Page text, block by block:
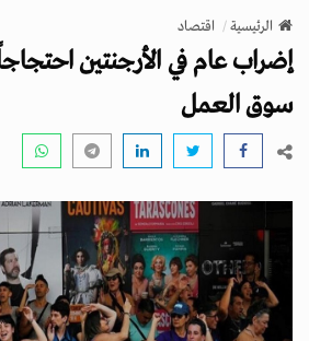
v
g
a
t
n
الرئيسية اقتصاد
إضراب عام في الأرجنتين
سوق العمل